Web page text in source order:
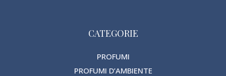
CATEGORIE
PROFUMI
PROFUMI D’AMBIENTE